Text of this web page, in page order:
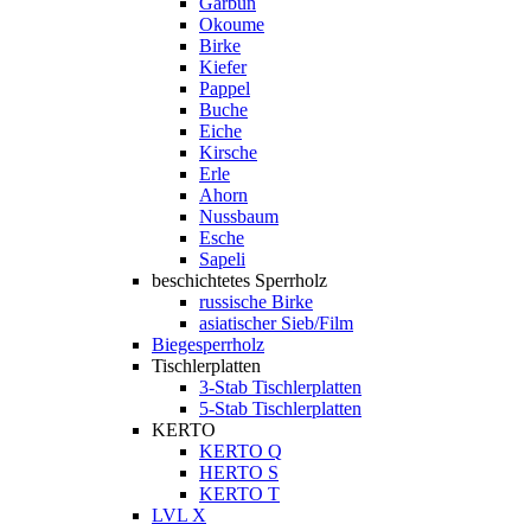
Okoume
Birke
Kiefer
Pappel
Buche
Eiche
Kirsche
Erle
Ahorn
Nussbaum
Esche
Sapeli
beschichtetes Sperrholz
russische Birke
asiatischer Sieb/Film
Biegesperrholz
Tischlerplatten
3-Stab Tischlerplatten
5-Stab Tischlerplatten
KERTO
KERTO Q
HERTO S
KERTO T
LVL X